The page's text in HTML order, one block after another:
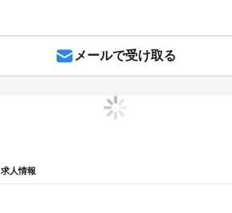
メールで受け取る
人情報